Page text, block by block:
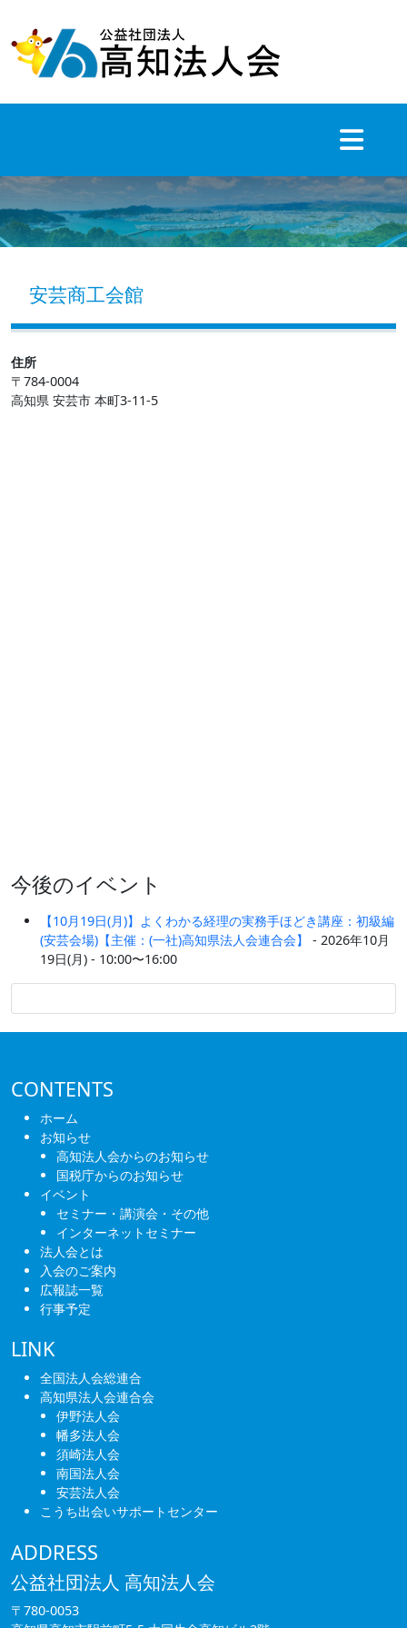
content
安芸商工会館
住所
〒784-0004
高知県 安芸市 本町3-11-5
今後のイベント
【10月19日(月)】よくわかる経理の実務手ほどき講座：初級編
(安芸会場)【主催：(一社)高知県法人会連合会】
- 2026年10月
19日(月) - 10:00〜16:00
CONTENTS
ホーム
お知らせ
高知法人会からのお知らせ
国税庁からのお知らせ
イベント
セミナー・講演会・その他
インターネットセミナー
法人会とは
入会のご案内
広報誌一覧
行事予定
LINK
全国法人会総連合
高知県法人会連合会
伊野法人会
幡多法人会
須崎法人会
南国法人会
安芸法人会
こうち出会いサポートセンター
ADDRESS
公益社団法人 高知法人会
〒780-0053